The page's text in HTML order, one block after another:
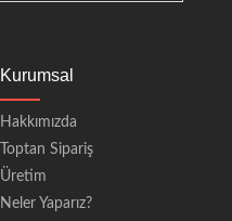
Kurumsal
Hakkımızda
Toptan Sipariş
Üretim
Neler Yaparız?